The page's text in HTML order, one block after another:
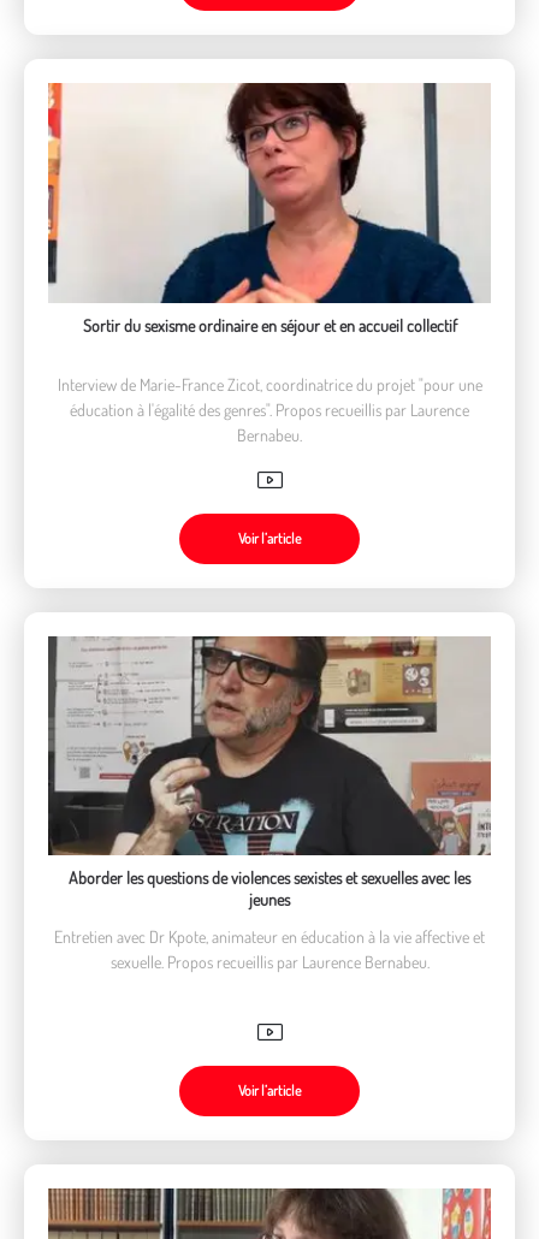
Sortir du sexisme ordinaire en séjour et en accueil collectif
Interview de Marie-France Zicot, coordinatrice du projet "pour une
éducation à l'égalité des genres". Propos recueillis par Laurence
Bernabeu.
Voir l’article
Aborder les questions de violences sexistes et sexuelles avec les
jeunes
Entretien avec Dr Kpote, animateur en éducation à la vie affective et
sexuelle. Propos recueillis par Laurence Bernabeu.
Voir l’article